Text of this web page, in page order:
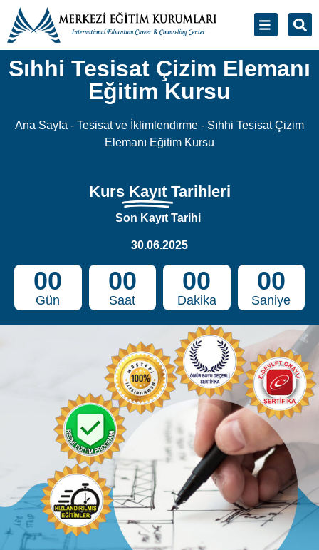
Sıhhi Tesisat Çizim Elemanı
Eğitim Kursu
Ana Sayfa - Tesisat ve İklimlendirme - Sıhhi Tesisat Çizim
Elemanı Eğitim Kursu
Kurs Kayıt Tarihleri
Son Kayıt Tarihi
30.06.2025
00
Gün
00
Saat
00
Dakika
00
Saniye